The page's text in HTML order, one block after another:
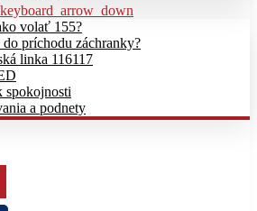
keyboard_arrow_down
volať 155?
príchodu záchranky?
linka 116117
spokojnosti
a podnety